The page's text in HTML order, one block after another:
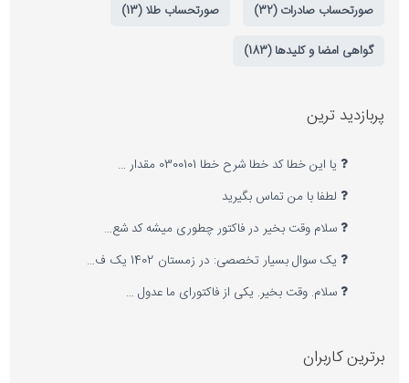
صورتحساب صادرات (32)
صورتحساب طلا (13)
گواهی امضا و کلیدها (183)
پربازدید ترین
یا این خطا کد خطا شرح خطا 0300101 مقدار …
لطفا با من تماس بگیرید
سلام وقت بخیر در فاکتور چطوری میشه کد شع…
یک سوال بسیار تخصصی: در زمستان 1402 یک ف…
سلام. وقت بخیر. یکی از فاکتورای ما عدول …
برترین کاربران